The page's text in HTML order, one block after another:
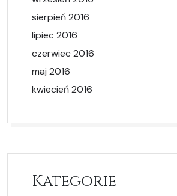
sierpień 2016
lipiec 2016
czerwiec 2016
maj 2016
kwiecień 2016
Kategorie